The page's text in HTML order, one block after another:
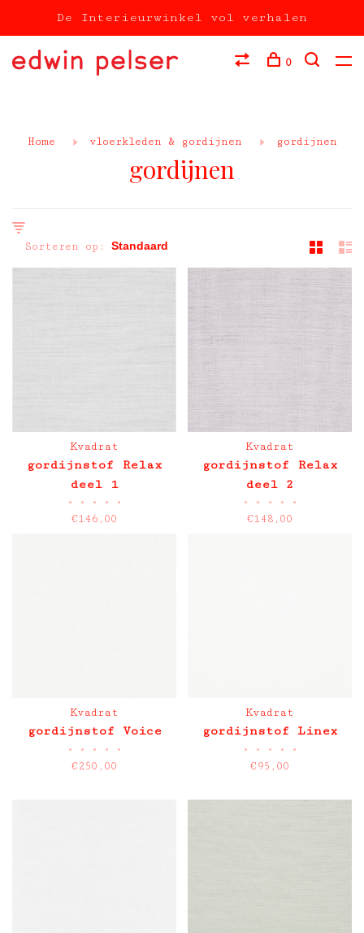
De Interieurwinkel vol verhalen
0
Home vloerkleden & gordijnen gordijnen
gordijnen
Sorteren op:
Kvadrat
gordijnstof Relax
deel 1
• • • • •
€146,00
Kvadrat
gordijnstof Relax
deel 2
• • • • •
€148,00
Kvadrat
gordijnstof Voice
• • • • •
€250,00
Kvadrat
gordijnstof Linex
• • • • •
€95,00